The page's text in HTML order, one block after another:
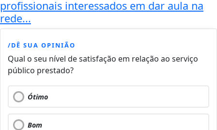
profissionais interessados em dar aula na
rede...
/DÊ SUA OPINIÃO
Qual o seu nível de satisfação em relação ao serviço
público prestado?
Ótimo
Bom